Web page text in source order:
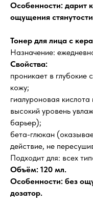
Особенности: дарит
ощущения
Тонер для лица с
Назначение:
Свойства:
проникает в глубокие
кожу;
гиалуроновая
высокий уровень
барьер);
бета-глюкан
действие, не
Подходит для: всех
Объём: 120 мл.
Особенности: без
дозатор.